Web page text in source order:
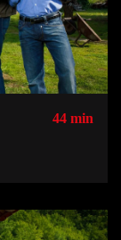
44 min